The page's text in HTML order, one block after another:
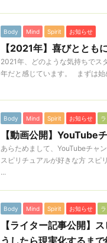
Body Mind Spirit お知らせ
【2021年】喜びととも
2021年、どのような気持ちで
年だと感じています。 まずは始
Body Mind Spirit お知らせ
【動画公開】YouTube
あらためまして、YouTubeチャ
スピリチュアルが好きな方 スピ
...
Body Mind Spirit お知らせ
【ライター記事公開】
うしたら現実化するま